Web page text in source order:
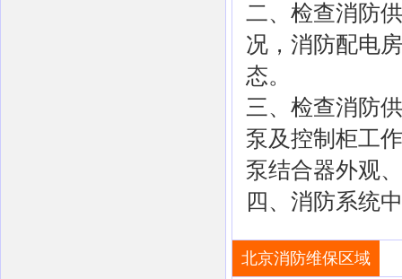
二、检查消防
况，消防配电
态。
三、检查消防
泵及控制柜工
泵结合器外观
四、消防系统
北京消防维保区域